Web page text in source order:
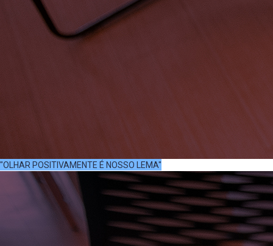
"OLHAR POSITIVAMENTE É NOSSO LEMA"